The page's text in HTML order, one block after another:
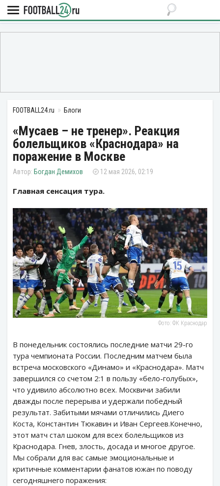
FOOTBALL24.ru Блоги
«Мусаев – не тренер». Реакция
болельщиков «Краснодара» на
поражение в Москве
Богдан Демихов 12 мая 2026, 02:19
Главная сенсация тура.
Фото: ФК Краснодар
В понедельник состоялись последние матчи 29-го
тура чемпионата России. Последним матчем была
встреча московского «Динамо» и «Краснодара». Матч
завершился со счетом 2:1 в пользу «бело-голубых»,
что удивило абсолютно всех. Москвичи забили
дважды после перерыва и удержали победный
результат. Забитыми мячами отличились Диего
Коста, Константин Тюкавин и Иван Сергеев.Конечно,
этот матч стал шоком для всех болельщиков из
Краснодара. Гнев, злость, досада и многое другое.
Мы собрали для вас самые эмоциональные и
критичные комментарии фанатов южан по поводу
сегодняшнего поражения: